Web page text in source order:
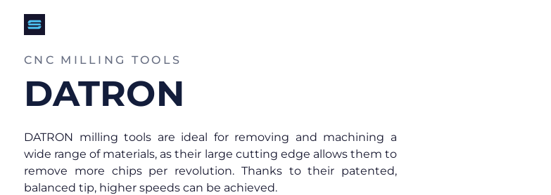
CNC MILLING TOOLS
DATRON
DATRON milling tools are ideal for removing and machining a
wide range of materials, as their large cutting edge allows them to
remove more chips per revolution. Thanks to their patented,
balanced tip, higher speeds can be achieved.